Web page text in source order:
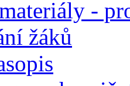
-
žáků